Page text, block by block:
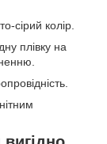
сірий колір.
плівку на